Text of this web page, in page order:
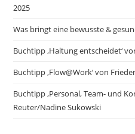
2025
Was bringt eine bewusste &
Buchtipp ‚Haltung entscheidet‘
Buchtipp ‚Flow@Work‘ von
Buchtipp ‚Personal, Team- und
Reuter/Nadine Sukowski